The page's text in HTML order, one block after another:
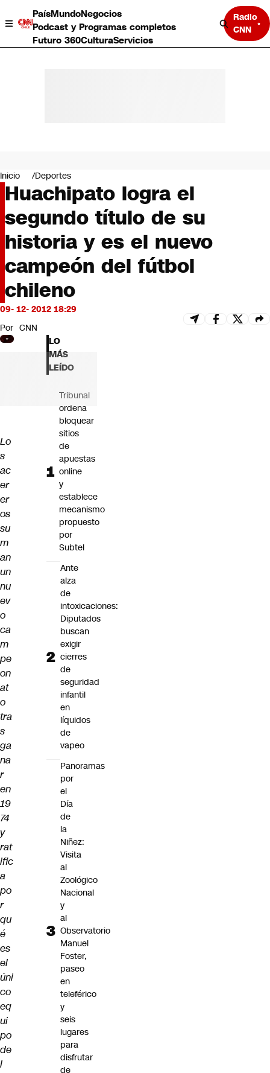
PaísMundoNegocios
Podcast y Programas completos
Futuro 360CulturaServicios
Radio
CNN
Negocios
Deportes
Programas completos
Cultura
Servicios
Bits
CNN tiempo
Futuro 360
Opinión
Inicio Deportes
Huachipato logra el
segundo título de su
historia y es el nuevo
campeón del fútbol
chileno
09- 12- 2012 18:29
Por CNN
Lo
s
ac
er
er
os
su
m
an
un
nu
ev
o
ca
m
pe
on
at
o
tra
s
ga
na
r
en
19
74
y
rat
ific
a
po
r
qu
é
es
el
úni
co
eq
ui
po
de
l
LO
MÁS
LEÍDO
Tribunal
ordena
bloquear
sitios
de
apuestas
online
y
establece
mecanismo
propuesto
por
Subtel
Ante
alza
de
intoxicaciones:
Diputados
buscan
exigir
cierres
de
seguridad
infantil
en
líquidos
de
vapeo
Panoramas
por
el
Día
de
la
Niñez:
Visita
al
Zoológico
Nacional
y
al
Observatorio
Manuel
Foster,
paseo
en
teleférico
y
seis
lugares
para
disfrutar
de